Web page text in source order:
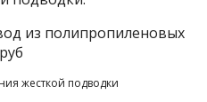
жесткой подводки